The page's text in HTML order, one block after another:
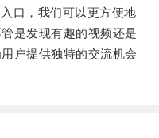
口，我们可以更方便地
是发现有趣的视频还是
户提供独特的交流机会